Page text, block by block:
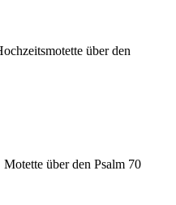
über den
über den Psalm 70